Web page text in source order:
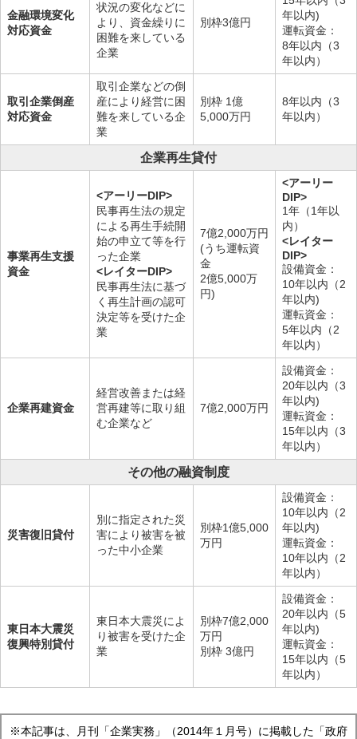
金融環境変化
対応資金
状況の変化などに
より、資金繰りに
困難を来している
企業
別枠3億円
年以内)
運転資金：
8年以内（3
年以内）
取引企業倒産
対応資金
取引企業などの倒
産により経営に困
難を来している企
業
別枠 1億
5,000万円
8年以内（3
年以内）
企業再生貸付
事業再生支援
資金
<アーリーDIP>
民事再生法の規定
による再生手続開
始の申立て等を行
った企業
<レイターDIP>
民事再生法に基づ
く再生計画の認可
決定等を受けた企
業
7億2,000万円
(うち運転資
金
2億5,000万
円)
<アーリー
DIP>
1年（1年以
内）
<レイター
DIP>
設備資金：
10年以内（2
年以内)
運転資金：
5年以内（2
年以内）
企業再建資金
経営改善または経
営再建等に取り組
む企業など
7億2,000万円
設備資金：
20年以内（3
年以内)
運転資金：
15年以内（3
年以内）
その他の融資制度
災害復旧貸付
別に指定された災
害により被害を被
った中小企業
別枠1億5,000
万円
設備資金：
10年以内（2
年以内)
運転資金：
10年以内（2
年以内）
東日本大震災
復興特別貸付
東日本大震災によ
り被害を受けた企
業
別枠7億2,000
万円
別枠 3億円
設備資金：
20年以内（5
年以内)
運転資金：
15年以内（5
年以内）
※本記事は、月刊「企業実務」（2014年１月号）に掲載した「政府